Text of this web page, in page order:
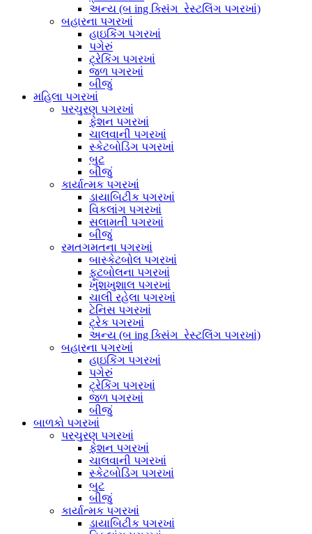
અન્ય (બ ing ક્સિંગ_રેસ્ટલિંગ પગરખાં)
બહારના પગરખાં
હાઇકિંગ પગરખાં
પગેરું
ટ્રેકિંગ પગરખાં
જળ પગરખાં
બીજું
મહિલા પગરખાં
પરચુરણ પગરખાં
ફેશન પગરખાં
ચાલવાની પગરખાં
સ્કેટબોડિંગ પગરખાં
બુટ
બીજું
કાર્યાત્મક પગરખાં
ડાયાબિટીક પગરખાં
વિકલાંગ પગરખાં
સલામતી પગરખાં
બીજું
રમતગમતના પગરખાં
બાસ્કેટબોલ પગરખાં
ફૂટબોલના પગરખાં
ખુશખુશાલ પગરખાં
ચાલી રહેલા પગરખાં
ટેનિસ પગરખાં
ટ્રેક પગરખાં
અન્ય (બ ing ક્સિંગ_રેસ્ટલિંગ પગરખાં)
બહારના પગરખાં
હાઇકિંગ પગરખાં
પગેરું
ટ્રેકિંગ પગરખાં
જળ પગરખાં
બીજું
બાળકો પગરખાં
પરચુરણ પગરખાં
ફેશન પગરખાં
ચાલવાની પગરખાં
સ્કેટબોડિંગ પગરખાં
બુટ
બીજું
કાર્યાત્મક પગરખાં
ડાયાબિટીક પગરખાં